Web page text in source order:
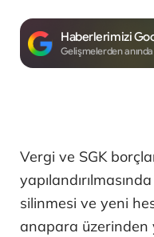
Haberlerimizi
Gelişmelerden
Vergi ve SGK
silinmesi ve yeni
anapara üzerinden